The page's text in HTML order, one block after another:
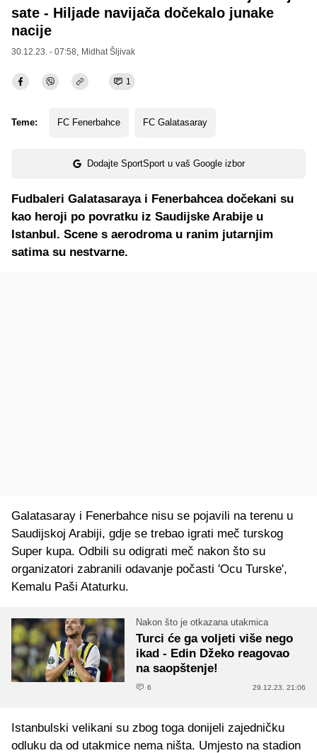
sate - Hiljade navijača dočekalo junake
nacije
30.12.23. - 07:58, Midhat Šljivak
1
Teme: FC Fenerbahce FC Galatasaray
Dodajte SportSport u vaš Google izbor
Fudbaleri Galatasaraya i Fenerbahcea dočekani su
kao heroji po povratku iz Saudijske Arabije u
Istanbul. Scene s aerodroma u ranim jutarnjim
satima su nestvarne.
Galatasaray i Fenerbahce nisu se pojavili na terenu u
Saudijskoj Arabiji, gdje se trebao igrati meč turskog
Super kupa. Odbili su odigrati meč nakon što su
organizatori zabranili odavanje počasti 'Ocu Turske',
Kemalu Paši Ataturku.
Nakon što je otkazana utakmica
Turci će ga voljeti više nego
ikad - Edin Džeko reagovao
na saopštenje!
6 29.12.23. 21:06
Istanbulski velikani su zbog toga donijeli zajedničku
odluku da od utakmice nema ništa. Umjesto na stadion